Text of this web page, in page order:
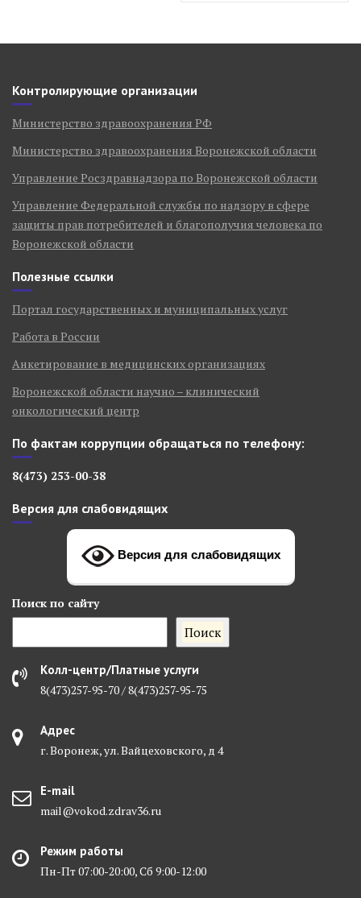
Контролирующие организации
Министерство здравоохранения РФ
Министерство здравоохранения Воронежской области
Управление Росздравнадзора по Воронежской области
Управление Федеральной службы по надзору в сфере
защиты прав потребителей и благополучия человека по
Воронежской области
Полезные ссылки
Портал государственных и муниципальных услуг
Работа в России
Анкетирование в медицинских организациях
Воронежской области научно – клинический
онкологический центр
По фактам коррупции обращаться по телефону:
8(473) 253-00-38
Версия для слабовидящих
Версия для слабовидящих
Поиск по сайту
Поиск
Колл-центр/Платные услуги
8(473)257-95-70 / 8(473)257-95-75
Адрес
г. Воронеж, ул. Вайцеховского, д 4
E-mail
mail@vokod.zdrav36.ru
Режим работы
Пн-Пт 07:00-20:00, Сб 9:00-12:00